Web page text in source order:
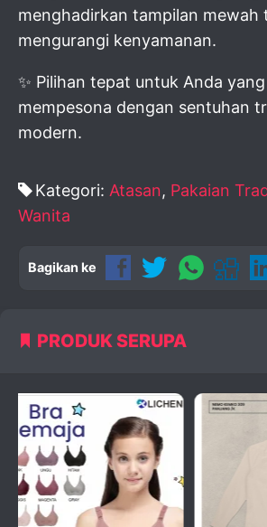
menghadirkan tampilan mewah
mengurangi kenyamanan.
✨ Pilihan tepat untuk Anda
mempesona dengan sentuhan
modern.
Kategori: Atasan, Pakaian
Wanita
Bagikan ke
PRODUK SERUPA